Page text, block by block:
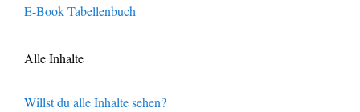
E-Book Tabellenbuch
Alle Inhalte
Willst du alle Inhalte sehen?